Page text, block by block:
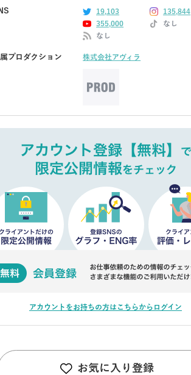
19,103
135,844
355,000
なし
なし
プロダクション 株式会社アヴィラ
アカウントをお持ちの方はこちらからログイン
お気に入り登録